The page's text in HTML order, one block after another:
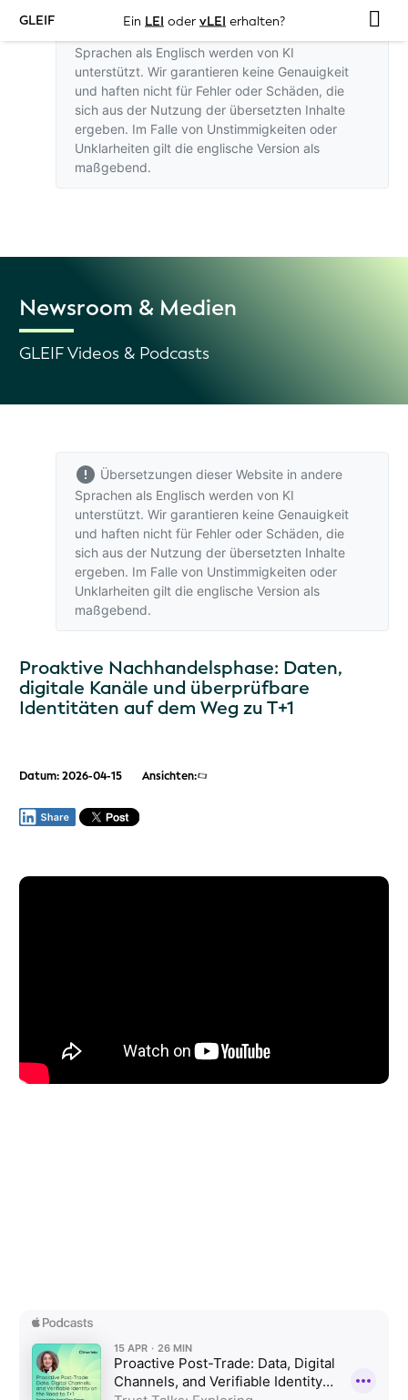
GLEIF Ein LEI oder vLEI erhalten?
Übersetzungen dieser Website in andere
Sprachen als Englisch werden von KI
unterstützt. Wir garantieren keine Genauigkeit
und haften nicht für Fehler oder Schäden, die
sich aus der Nutzung der übersetzten Inhalte
ergeben. Im Falle von Unstimmigkeiten oder
Unklarheiten gilt die englische Version als
maßgebend.
Newsroom & Medien
GLEIF Videos & Podcasts
Übersetzungen dieser Website in andere
Sprachen als Englisch werden von KI
unterstützt. Wir garantieren keine Genauigkeit
und haften nicht für Fehler oder Schäden, die
sich aus der Nutzung der übersetzten Inhalte
ergeben. Im Falle von Unstimmigkeiten oder
Unklarheiten gilt die englische Version als
maßgebend.
Proaktive Nachhandelsphase: Daten,
digitale Kanäle und überprüfbare
Identitäten auf dem Weg zu T+1
Datum: 2026-04-15 Ansichten: